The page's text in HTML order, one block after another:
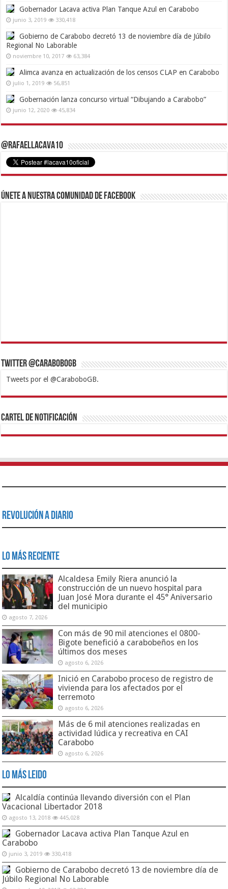
Gobernador Lacava activa Plan Tanque Azul en Carabobo
junio 3, 2019 330,418
Gobierno de Carabobo decretó 13 de noviembre día de Júbilo
Regional No Laborable
noviembre 10, 2017 63,384
Alimca avanza en actualización de los censos CLAP en Carabobo
julio 1, 2019 56,851
Gobernación lanza concurso virtual “Dibujando a Carabobo”
junio 12, 2020 45,834
@RafaelLacava10
Únete a nuestra comunidad de Facebook
Twitter @CaraboboGB
Tweets por el @CaraboboGB.
1xbetBetturkeyBetistKralbetSupertotobetTipobetMatadorbetMariobet
https://mvbcasino.com/
Cartel de Notificación
Revolución a Diario
Lo Más Reciente
Alcaldesa Emily Riera anunció la
construcción de un nuevo hospital para
Juan José Mora durante el 45° Aniversario
del municipio
agosto 7, 2026
Con más de 90 mil atenciones el 0800-
Bigote benefició a carabobeños en los
últimos dos meses
agosto 6, 2026
Inició en Carabobo proceso de registro de
vivienda para los afectados por el
terremoto
agosto 6, 2026
Más de 6 mil atenciones realizadas en
actividad lúdica y recreativa en CAI
Carabobo
agosto 6, 2026
Lo Más Leido
Alcaldía continúa llevando diversión con el Plan
Vacacional Libertador 2018
agosto 13, 2018 445,028
Gobernador Lacava activa Plan Tanque Azul en
Carabobo
junio 3, 2019 330,418
Gobierno de Carabobo decretó 13 de noviembre día de
Júbilo Regional No Laborable